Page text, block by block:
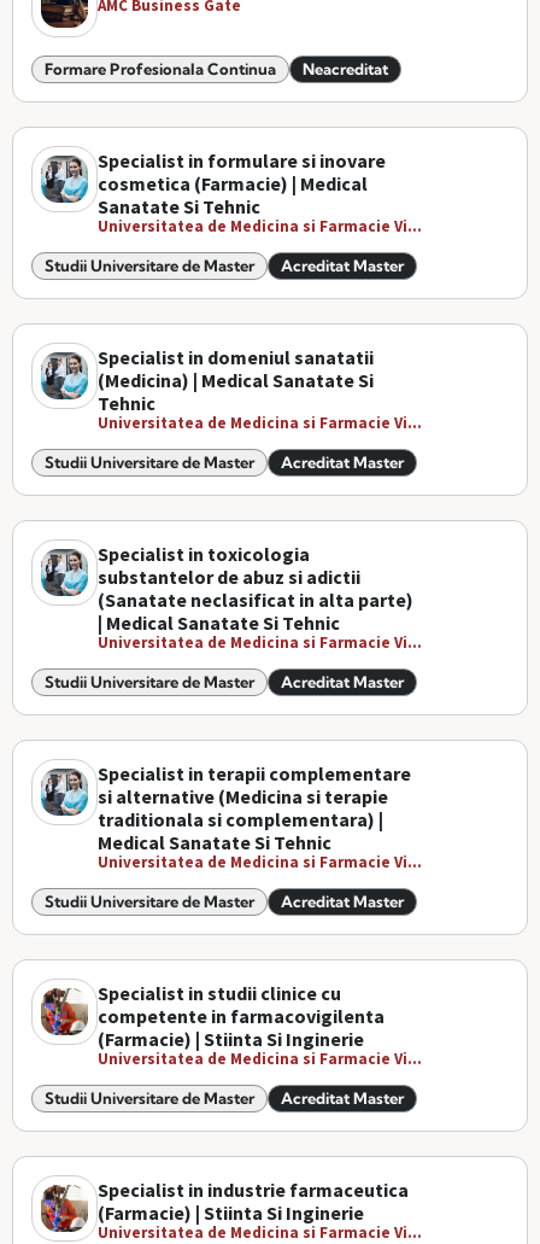
AMC Business Gate
Formare Profesionala Continua Neacreditat
Specialist in formulare si inovare
cosmetica (Farmacie) | Medical
Sanatate Si Tehnic
Universitatea de Medicina si Farmacie Vi...
Studii Universitare de Master Acreditat Master
Specialist in domeniul sanatatii
(Medicina) | Medical Sanatate Si
Tehnic
Universitatea de Medicina si Farmacie Vi...
Studii Universitare de Master Acreditat Master
Specialist in toxicologia
substantelor de abuz si adictii
(Sanatate neclasificat in alta parte)
| Medical Sanatate Si Tehnic
Universitatea de Medicina si Farmacie Vi...
Studii Universitare de Master Acreditat Master
Specialist in terapii complementare
si alternative (Medicina si terapie
traditionala si complementara) |
Medical Sanatate Si Tehnic
Universitatea de Medicina si Farmacie Vi...
Studii Universitare de Master Acreditat Master
Specialist in studii clinice cu
competente in farmacovigilenta
(Farmacie) | Stiinta Si Inginerie
Universitatea de Medicina si Farmacie Vi...
Studii Universitare de Master Acreditat Master
Specialist in industrie farmaceutica
(Farmacie) | Stiinta Si Inginerie
Universitatea de Medicina si Farmacie Vi...